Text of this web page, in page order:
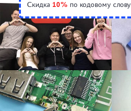
Скидка 10% по кодовому слову